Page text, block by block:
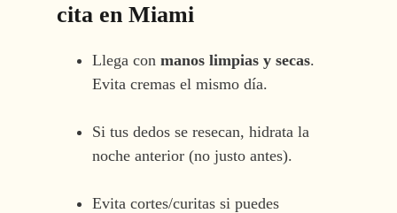
cita en Miami
Llega con manos limpias y secas.
Evita cremas el mismo día.
Si tus dedos se resecan, hidrata la
noche anterior (no justo antes).
Evita cortes/curitas si puedes